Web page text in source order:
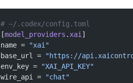
# ~/.codex/config.toml
[model_providers .xai]
name = "xai"
base_url = "https://
env_key = "XAI_API_KEY"
wire_api = "chat"